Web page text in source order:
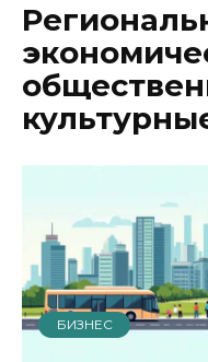
БИЗНЕС